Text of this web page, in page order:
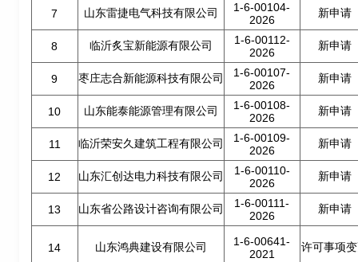
7 山东雷捷电气科技有限公司
1-6-00104-
2026
新申请
8 临沂炙宝新能源有限公司
1-6-00112-
2026
新申请
9 枣庄志合新能源科技有限公司
1-6-00107-
2026
新申请
10 山东能泰能源管理有限公司
1-6-00108-
2026
新申请
11 临沂荣安久建筑工程有限公司
1-6-00109-
2026
新申请
12 山东汇创达电力科技有限公司
1-6-00110-
2026
新申请
13 山东省公路设计咨询有限公司
1-6-00111-
2026
新申请
14 山东鸿典建设有限公司
1-6-00641-
2021
许可事项